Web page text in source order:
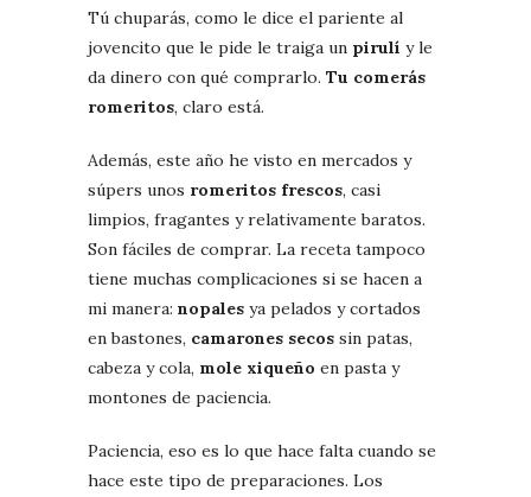
Tú chuparás, como le dice el pariente al
jovencito que le pide le traiga un pirulí y le
da dinero con qué comprarlo. Tu comerás
romeritos, claro está.
Además, este año he visto en mercados y
súpers unos romeritos frescos, casi
limpios, fragantes y relativamente baratos.
Son fáciles de comprar. La receta tampoco
tiene muchas complicaciones si se hacen a
mi manera: nopales ya pelados y cortados
en bastones, camarones secos sin patas,
cabeza y cola, mole xiqueño en pasta y
montones de paciencia.
Paciencia, eso es lo que hace falta cuando se
hace este tipo de preparaciones. Los